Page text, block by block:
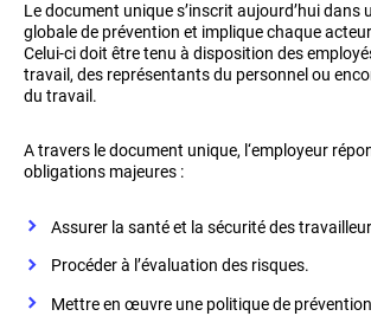
Le document unique s’inscrit aujourd’hui dans
globale de prévention et implique chaque
Celui-ci doit être tenu à disposition des
travail, des représentants du personnel ou
du travail.
A travers le document unique, l‘employeur
obligations majeures :
Assurer la santé et la sécurité des
Procéder à l’évaluation des risques.
Mettre en œuvre une politique de